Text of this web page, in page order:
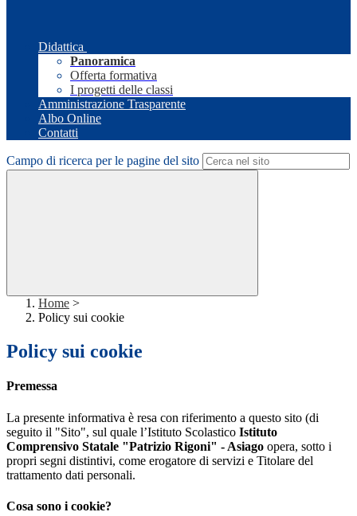
Didattica
Panoramica
Offerta formativa
I progetti delle classi
Amministrazione Trasparente
Albo Online
Contatti
Campo di ricerca per le pagine del sito
Home >
Policy sui cookie
Policy sui cookie
Premessa
La presente informativa è resa con riferimento a questo sito (di
seguito il "Sito", sul quale l’Istituto Scolastico Istituto
Comprensivo Statale "Patrizio Rigoni" - Asiago opera, sotto i
propri segni distintivi, come erogatore di servizi e Titolare del
trattamento dati personali.
Cosa sono i cookie?